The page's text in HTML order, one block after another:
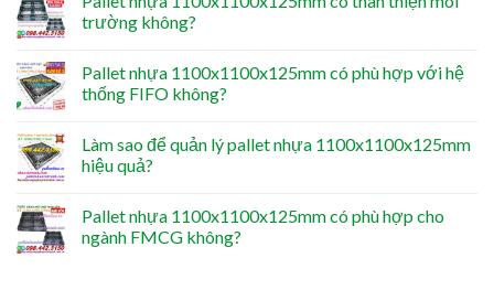
trường không?
Pallet nhựa 1100x1100x125mm có phù hợp với hệ
thống FIFO không?
Làm sao để quản lý pallet nhựa 1100x1100x125mm
hiệu quả?
Pallet nhựa 1100x1100x125mm có phù hợp cho
ngành FMCG không?